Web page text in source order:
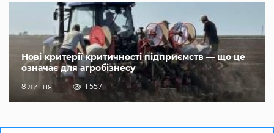
Нові критерії критичності підприємств — що це
означає для агробізнесу
8 липня 1 557